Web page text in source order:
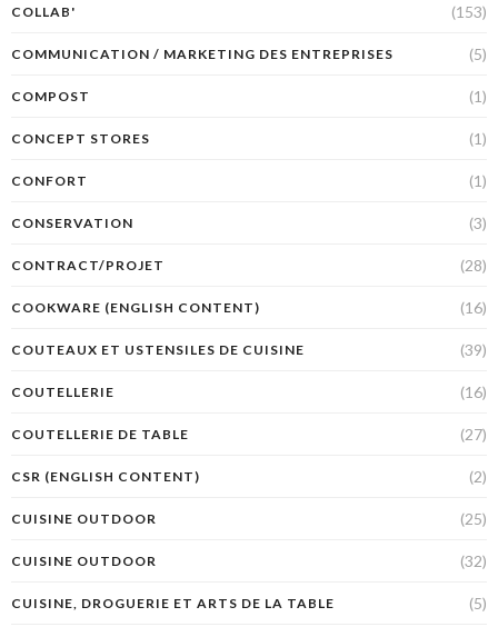
COLLAB' (153)
COMMUNICATION / MARKETING DES ENTREPRISES (5)
COMPOST (1)
CONCEPT STORES (1)
CONFORT (1)
CONSERVATION (3)
CONTRACT/PROJET (28)
COOKWARE (ENGLISH CONTENT) (16)
COUTEAUX ET USTENSILES DE CUISINE (39)
COUTELLERIE (16)
COUTELLERIE DE TABLE (27)
CSR (ENGLISH CONTENT) (2)
CUISINE OUTDOOR (25)
CUISINE OUTDOOR (32)
CUISINE, DROGUERIE ET ARTS DE LA TABLE (5)